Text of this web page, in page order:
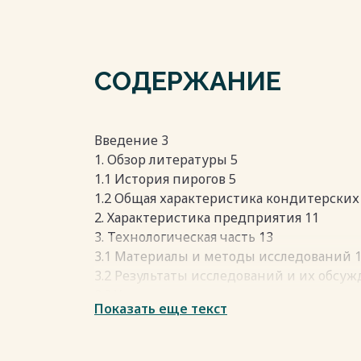
СОДЕРЖАНИЕ
Введение 3
1. Обзор литературы 5
1.1 История пирогов 5
1.2 Общая характеристика
2. Характеристика предприятия 11
3. Технологическая часть 13
3.1 Материалы и методы исследований
3.2 Результаты исследований и их
3.4 Контроль качества готовой
Показать еще текст